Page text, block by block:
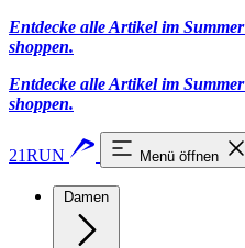
Entdecke alle Artikel im
shoppen.
Entdecke alle Artikel im
shoppen.
21RUN Menü öffnen
Damen